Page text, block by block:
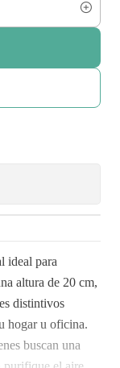
ideal para
altura de 20 cm,
distintivos
hogar u oficina.
buscan una